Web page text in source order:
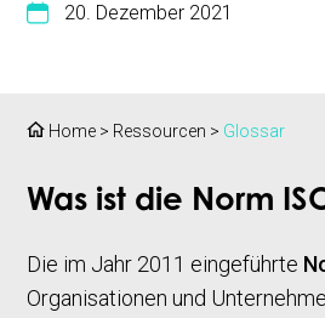
20. Dezember 2021
Home > Ressourcen > Glossar
Was ist die Norm
Die im Jahr 2011 eingeführte
Organisationen und